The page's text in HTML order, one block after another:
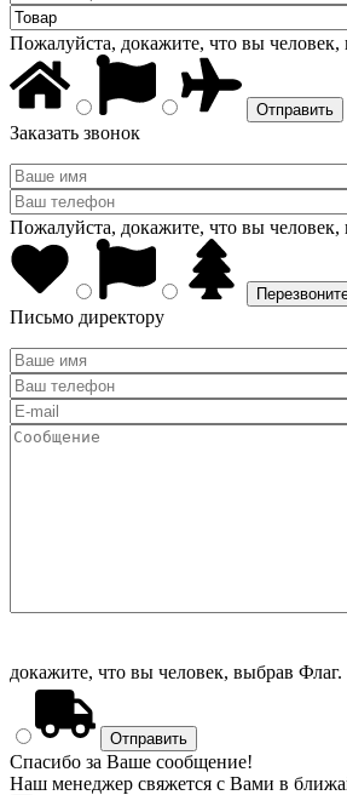
Пожалуйста, докажите, что вы человек,
Заказать звонок
Пожалуйста, докажите, что вы человек,
Письмо директору
докажите, что вы человек, выбрав Флаг.
Спасибо за Ваше сообщение!
Наш менеджер свяжется с Вами в